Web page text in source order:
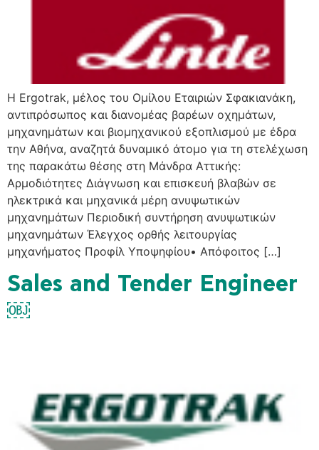
H Ergotrak, μέλος του Ομίλου Εταιριών Σφακιανάκη,
αντιπρόσωπος και διανομέας βαρέων οχημάτων,
μηχανημάτων και βιομηχανικού εξοπλισμού με έδρα
την Αθήνα, αναζητά δυναμικό άτομο για τη στελέχωση
της παρακάτω θέσης στη Μάνδρα Αττικής:
Αρμοδιότητες Διάγνωση και επισκευή βλαβών σε
ηλεκτρικά και μηχανικά μέρη ανυψωτικών
μηχανημάτων Περιοδική συντήρηση ανυψωτικών
μηχανημάτων Έλεγχος ορθής λειτουργίας
μηχανήματος Προφίλ Υποψηφίου• Απόφοιτος […]
Sales and Tender Engineer
￼